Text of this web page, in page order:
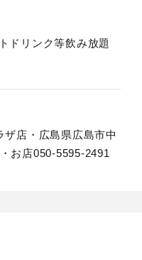
ドリンク等飲み放題
ザ店・広島県広島市中
お店050-5595-2491